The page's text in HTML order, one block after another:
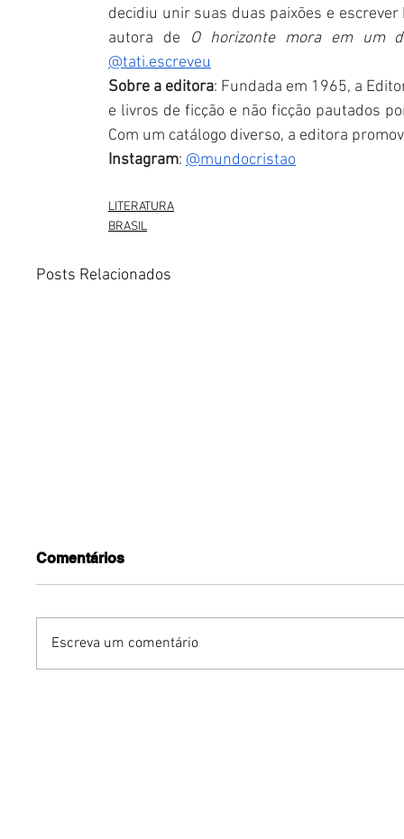
decidiu unir suas duas paixões e
autora de
O horizonte mora em um
@tati.escreveu
Sobre a editora: Fundada em 1965, a
e livros de ficção e não ficção pautados
Com um catálogo diverso, a editora
Instagram: @mundocristao
LITERATURA
BRASIL
Posts Relacionados
Comentários
Escreva um comentário